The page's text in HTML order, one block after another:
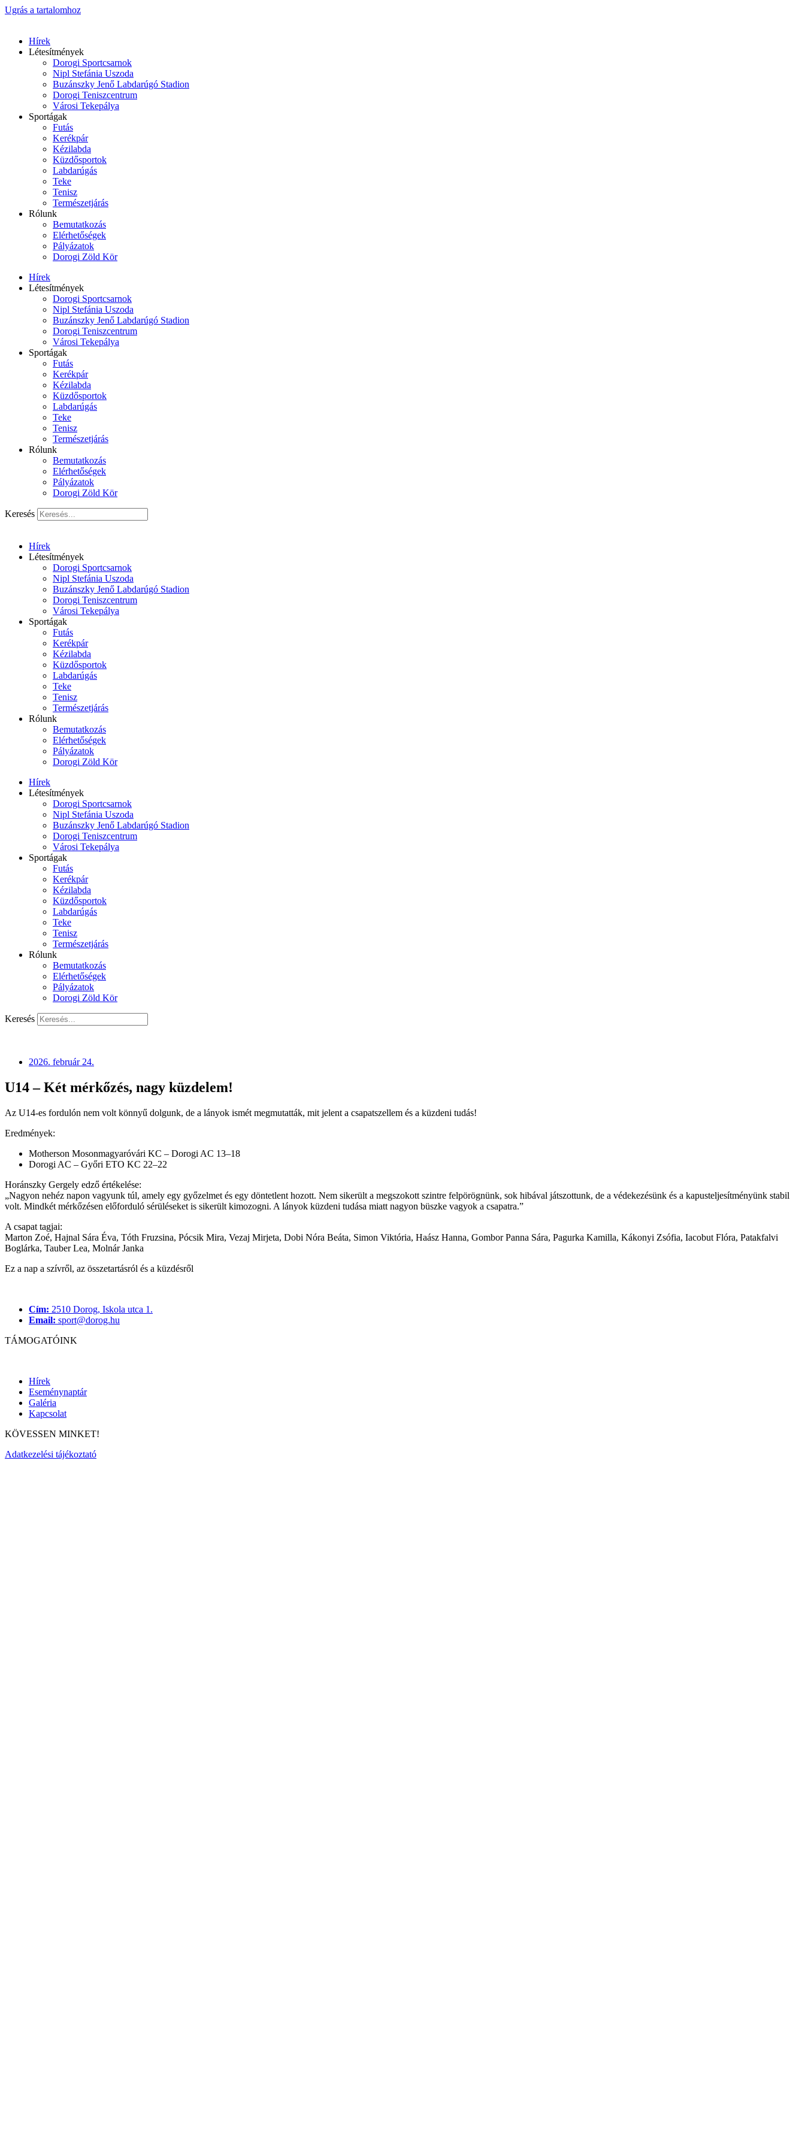
Ugrás a tartalomhoz
Hírek
Létesítmények
Dorogi Sportcsarnok
Nipl Stefánia Uszoda
Buzánszky Jenő Labdarúgó Stadion
Dorogi Teniszcentrum
Városi Tekepálya
Sportágak
Futás
Kerékpár
Kézilabda
Küzdősportok
Labdarúgás
Teke
Tenisz
Természetjárás
Rólunk
Bemutatkozás
Elérhetőségek
Pályázatok
Dorogi Zöld Kör
Hírek
Létesítmények
Dorogi Sportcsarnok
Nipl Stefánia Uszoda
Buzánszky Jenő Labdarúgó Stadion
Dorogi Teniszcentrum
Városi Tekepálya
Sportágak
Futás
Kerékpár
Kézilabda
Küzdősportok
Labdarúgás
Teke
Tenisz
Természetjárás
Rólunk
Bemutatkozás
Elérhetőségek
Pályázatok
Dorogi Zöld Kör
Keresés
Hírek
Létesítmények
Dorogi Sportcsarnok
Nipl Stefánia Uszoda
Buzánszky Jenő Labdarúgó Stadion
Dorogi Teniszcentrum
Városi Tekepálya
Sportágak
Futás
Kerékpár
Kézilabda
Küzdősportok
Labdarúgás
Teke
Tenisz
Természetjárás
Rólunk
Bemutatkozás
Elérhetőségek
Pályázatok
Dorogi Zöld Kör
Hírek
Létesítmények
Dorogi Sportcsarnok
Nipl Stefánia Uszoda
Buzánszky Jenő Labdarúgó Stadion
Dorogi Teniszcentrum
Városi Tekepálya
Sportágak
Futás
Kerékpár
Kézilabda
Küzdősportok
Labdarúgás
Teke
Tenisz
Természetjárás
Rólunk
Bemutatkozás
Elérhetőségek
Pályázatok
Dorogi Zöld Kör
Keresés
2026. február 24.
U14 – Két mérkőzés, nagy küzdelem!
Az U14-es fordulón nem volt könnyű dolgunk, de a lányok ismét megmutatták, mit jelent a csapatszellem és a küzdeni tudás!
Eredmények:
Motherson Mosonmagyaróvári KC – Dorogi AC 13–18
Dorogi AC – Győri ETO KC 22–22
Horánszky Gergely edző értékelése:
„Nagyon nehéz napon vagyunk túl, amely egy győzelmet és egy döntetlent hozott. Nem sikerült a megszokott szintre felpörögnünk, sok hibával játszottunk, de a védekezésünk és a kapusteljesítményünk stabil
volt. Mindkét mérkőzésen előforduló sérüléseket is sikerült kimozogni. A lányok küzdeni tudása miatt nagyon büszke vagyok a csapatra.”
A csapat tagjai:
Marton Zoé, Hajnal Sára Éva, Tóth Fruzsina, Pócsik Mira, Vezaj Mirjeta, Dobi Nóra Beáta, Simon Viktória, Haász Hanna, Gombor Panna Sára, Pagurka Kamilla, Kákonyi Zsófia, Iacobut Flóra, Patakfalvi
Boglárka, Tauber Lea, Molnár Janka
Ez a nap a szívről, az összetartásról és a küzdésről
Cím: 2510 Dorog, Iskola utca 1.
Email: sport@dorog.hu
TÁMOGATÓINK
Hírek
Eseménynaptár
Galéria
Kapcsolat
KÖVESSEN MINKET!
Adatkezelési tájékoztató